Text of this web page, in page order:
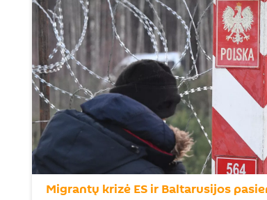
Migrantų krizė ES ir Baltarusijos